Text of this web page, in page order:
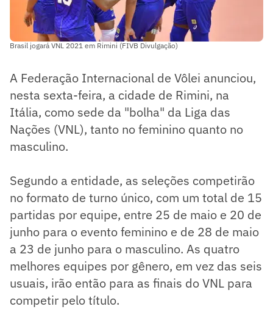
Brasil jogará VNL 2021 em Rimini (FIVB Divulgação)
A Federação Internacional de Vôlei anunciou,
nesta sexta-feira, a cidade de Rimini, na
Itália, como sede da "bolha" da Liga das
Nações (VNL), tanto no feminino quanto no
masculino.
Segundo a entidade, as seleções competirão
no formato de turno único, com um total de 15
partidas por equipe, entre 25 de maio e 20 de
junho para o evento feminino e de 28 de maio
a 23 de junho para o masculino. As quatro
melhores equipes por gênero, em vez das seis
usuais, irão então para as finais do VNL para
competir pelo título.